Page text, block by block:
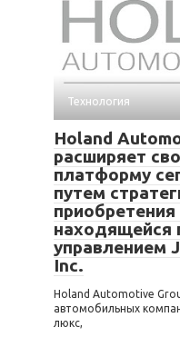
Технология
Holand
расширяет
платформу
путем
находящейся
управлением
Inc.
Holand Automotive
автомобильных
люкс,